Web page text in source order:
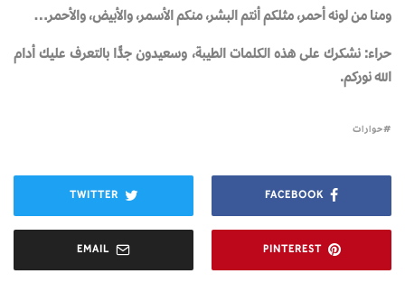
ومنا من لونه أحمر، مثلكم أنتم البشر، منكم الأسمر، والأبيض، والأحمر…
حراء: نشكرك على هذه الكلمات الطيبة، وسعيدون جدًّا بالتعرف عليك أدام
الله نوركم.
حوارات
FACEBOOK
TWITTER
PINTEREST
EMAIL